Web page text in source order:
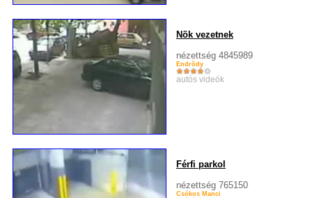
Nõk vezetnek
nézettség 4845989
Endrõdy
autós videók
Férfi parkol
nézettség 765150
Csókos Manci